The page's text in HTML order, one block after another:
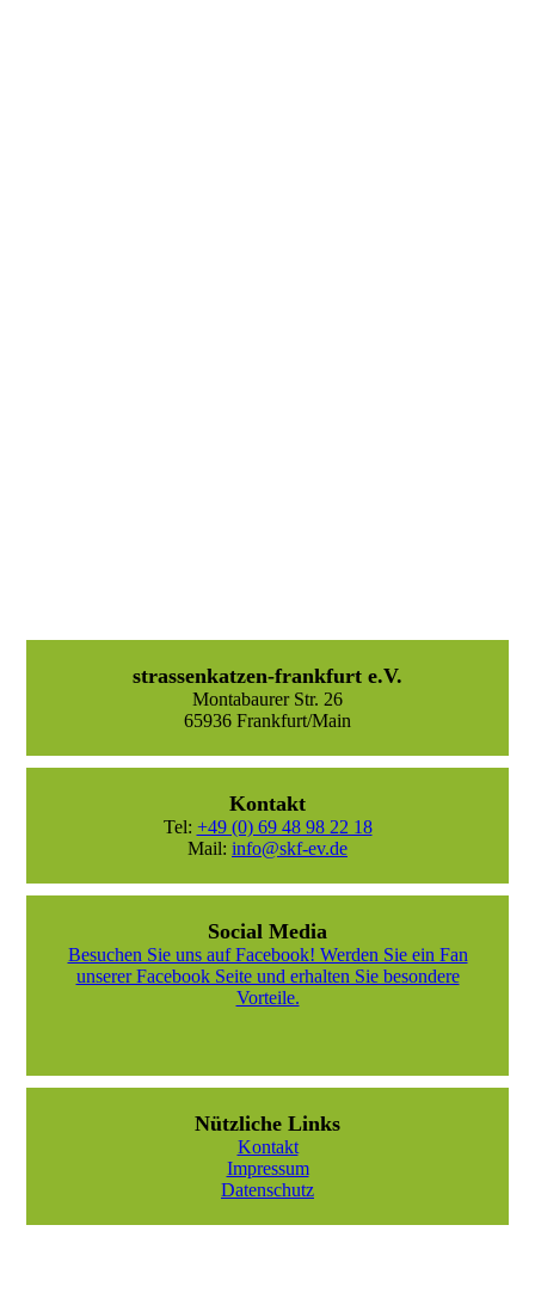
strassenkatzen-frankfurt e.V.
Montabaurer Str. 26
65936 Frankfurt/Main
Kontakt
Tel: +49 (0) 69 48 98 22 18
Mail: info@skf-ev.de
Social Media
Besuchen Sie uns auf Facebook! Werden Sie ein Fan
unserer Facebook Seite und erhalten Sie besondere
Vorteile.
Nützliche Links
Kontakt
Impressum
Datenschutz